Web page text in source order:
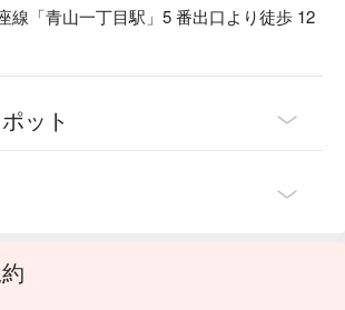
杯調酒，享受悠閒浪漫的壽司之夜喔🍣
線「青山一丁目駅」5 番出口より徒歩 12
ット